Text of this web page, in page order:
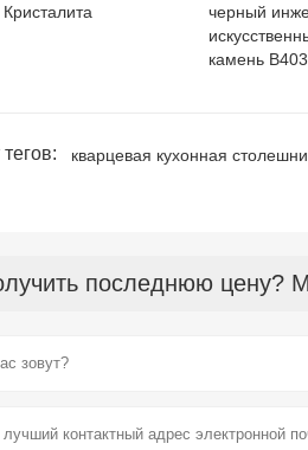
черный
камень
кварцевая кухонная
последнюю цену?